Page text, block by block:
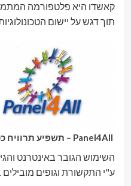
קאשדו היא פלטפורמה
תוך דגש על יישום
השימוש הגובר באינטרנט
ע"י התקשורת וגופים מובילים